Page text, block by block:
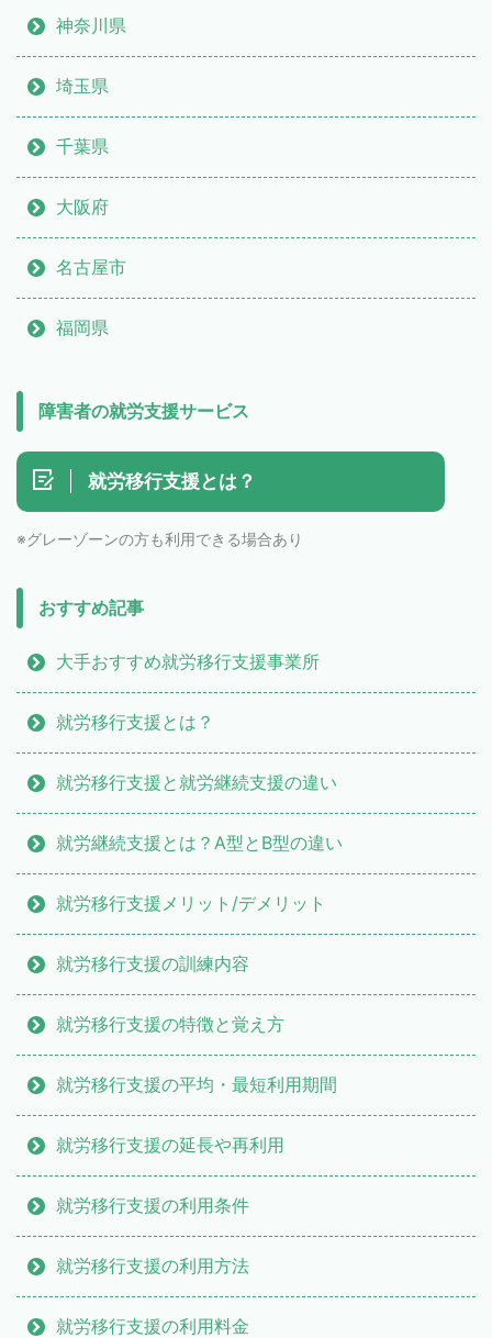
神奈川県
埼玉県
千葉県
大阪府
名古屋市
福岡県
障害者の就労支援サービス
就労移行支援とは？
※グレーゾーンの方も利用できる場合あり
おすすめ記事
大手おすすめ就労移行支援事業所
就労移行支援とは？
就労移行支援と就労継続支援の違い
就労継続支援とは？A型とB型の違い
就労移行支援メリット/デメリット
就労移行支援の訓練内容
就労移行支援の特徴と覚え方
就労移行支援の平均・最短利用期間
就労移行支援の延長や再利用
就労移行支援の利用条件
就労移行支援の利用方法
就労移行支援の利用料金